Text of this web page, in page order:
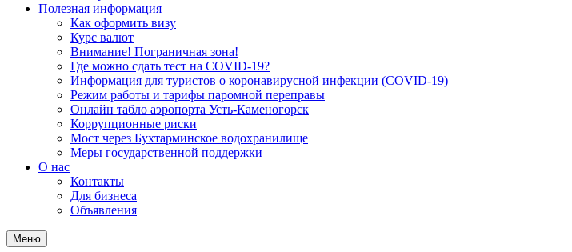
Полезная информация
Как оформить визу
Курс валют
Внимание! Пограничная зона!
Где можно сдать тест на COVID-19?
Информация для туристов о коронавирусной инфекции (COVID-19)
Режим работы и тарифы паромной переправы
Онлайн табло аэропорта Усть-Каменогорск
Коррупционные риски
Мост через Бухтарминское водохранилище
Меры государственной поддержки
О нас
Контакты
Для бизнеса
Объявления
Меню